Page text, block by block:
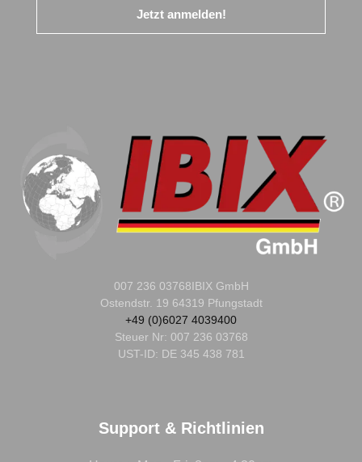
Jetzt anmelden!
007 236 03768IBIX GmbH
Ostendstr. 19 64319 Pfungstadt
+49 (0)6027 4039400
Steuer Nr: 007 236 03768
UST-ID: DE 345 438 781
Support & Richtlinien